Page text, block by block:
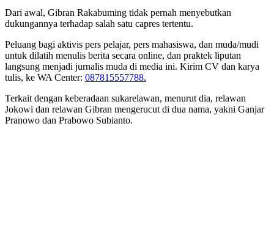
Dari awal, Gibran Rakabuming tidak pernah menyebutkan
dukungannya terhadap salah satu capres tertentu.
Peluang bagi aktivis pers pelajar, pers mahasiswa, dan muda/mudi
untuk dilatih menulis berita secara online, dan praktek liputan
langsung menjadi jurnalis muda di media ini. Kirim CV dan karya
tulis, ke WA Center: 087815557788.
Terkait dengan keberadaan sukarelawan, menurut dia, relawan
Jokowi dan relawan Gibran mengerucut di dua nama, yakni Ganjar
Pranowo dan Prabowo Subianto.